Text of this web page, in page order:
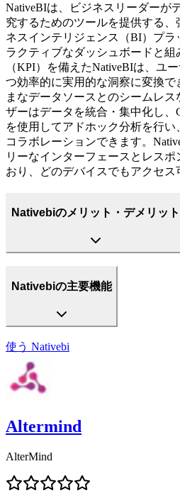
NativeBIは、ビジネスリーダーが
究するためのツールを提供する
ネスインテリジェンス（BI）プ
ラクティブなダッシュボードと
（KPI）を備えたNativeBIは、ユ
つ効率的に実用的な洞察に変換
まなデータソースとのシームレ
ザーはデータを統合・集中化し、
を使用してアドホック分析を行
コラボレーションできます。
リーなインターフェースとレス
おり、どのデバイスでもアクセス
Nativebiのメリット・デメリット
Nativebiの主要機能
使う Nativebi
Altermind
AlterMind